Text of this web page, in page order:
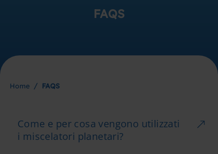
FAQS
Home / FAQS
Come e per cosa vengono utilizzati
i miscelatori planetari?